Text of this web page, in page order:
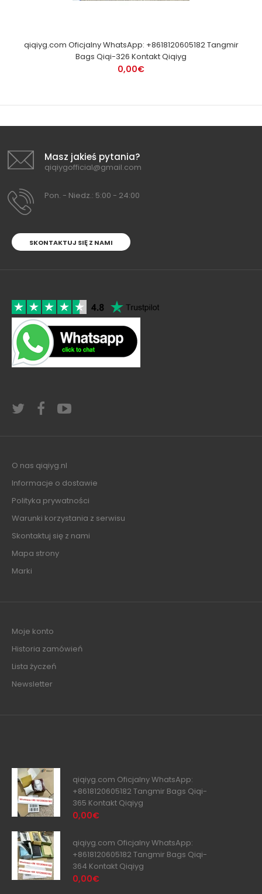
qiqiyg.com Oficjalny WhatsApp: +8618120605182 Tangmir
Bags Qiqi-326 Kontakt Qiqiyg
0,00€
Masz jakieś pytania?
qiqiygofficial@gmail.com
Pon. - Niedz.: 5:00 - 24:00
SKONTAKTUJ SIĘ Z NAMI
O nas qiqiyg.nl
Informacje o dostawie
Polityka prywatności
Warunki korzystania z serwisu
Skontaktuj się z nami
Mapa strony
Marki
Moje konto
Historia zamówień
Lista życzeń
Newsletter
qiqiyg.com Oficjalny WhatsApp:
+8618120605182 Tangmir Bags Qiqi-
365 Kontakt Qiqiyg
0,00€
qiqiyg.com Oficjalny WhatsApp:
+8618120605182 Tangmir Bags Qiqi-
364 Kontakt Qiqiyg
0,00€